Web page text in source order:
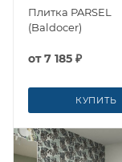
Плитка PARSEL
(Baldocer)
от7 185 ₽
КУПИТЬ